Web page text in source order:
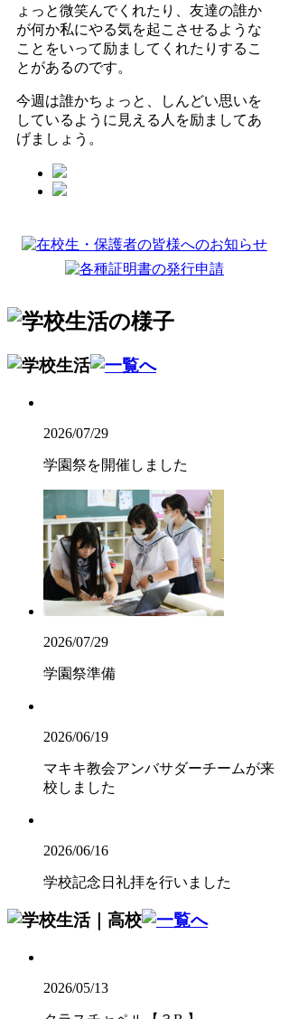
ょっと微笑んでくれたり、友達の誰か
が何か私にやる気を起こさせるような
ことをいって励ましてくれたりするこ
とがあるのです。
今週は誰かちょっと、しんどい思いを
しているように見える人を励ましてあ
げましょう。
2026/07/29
学園祭を開催しました
2026/07/29
学園祭準備
2026/06/19
マキキ教会アンバサダーチームが来
校しました
2026/06/16
学校記念日礼拝を行いました
2026/05/13